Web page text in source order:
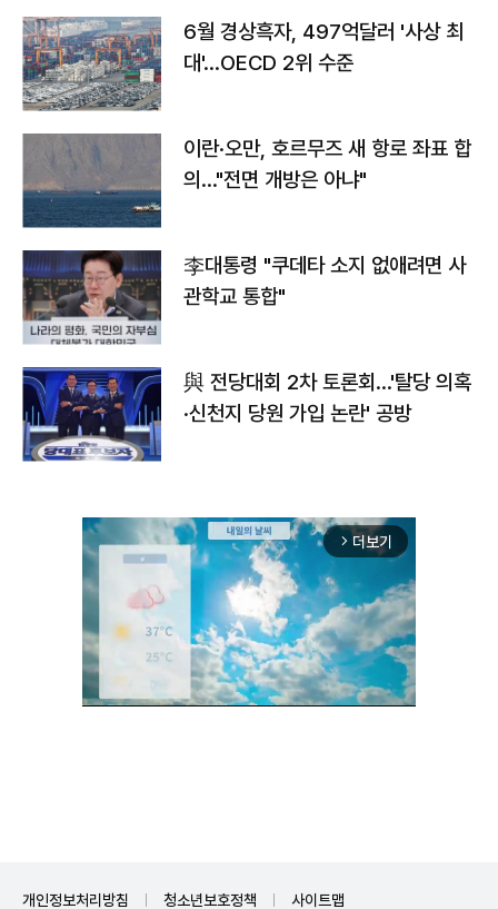
6월 경상흑자, 497억달러 '사상 최
대'…OECD 2위 수준
이란·오만, 호르무즈 새 항로 좌표 합
의…"전면 개방은 아냐"
李대통령 "쿠데타 소지 없애려면 사
관학교 통합"
與 전당대회 2차 토론회…'탈당 의혹
·신천지 당원 가입 논란' 공방
arrow_forward_ios 더보기
개인정보처리방침 청소년보호정책 사이트맵